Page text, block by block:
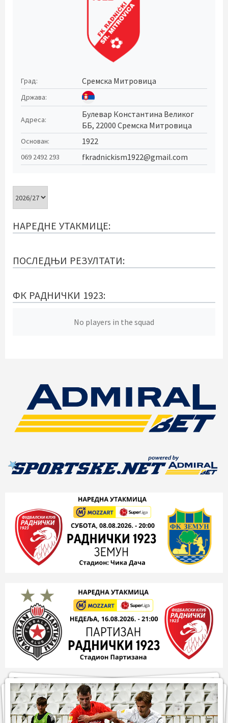
Град: Сремска Митровица
Држава:
Адреса:
Булевар Константина Великог
ББ, 22000 Сремска Митровица
Основан: 1922
069 2492 293 fkradnickism1922@gmail.com
НАРЕДНЕ УТАКМИЦЕ:
ПОСЛЕДЊИ РЕЗУЛТАТИ:
ФК РАДНИЧКИ 1923:
No players in the squad